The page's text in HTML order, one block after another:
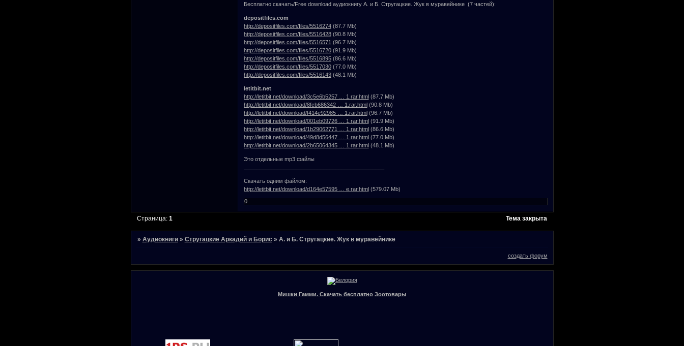
Бесплатно скачать/Free download аудиокнигу А. и Б. Стругацкие. Жук в муравейнике (7 частей):
depositfiles.com
http://depositfiles.com/files/5516274(87.7 Mb)
http://depositfiles.com/files/5516428(90.8 Mb)
http://depositfiles.com/files/5516571 (96.7 Mb)
http://depositfiles.com/files/5516720(91.9 Mb)
http://depositfiles.com/files/5516895(86.6 Mb)
http://depositfiles.com/files/5517030(77.0 Mb)
http://depositfiles.com/files/5516143(48.1 Mb)
letitbit.net
http://letitbit.net/download/3c5e6b5257 … 1.rar.html(87.7 Mb)
http://letitbit.net/download/8fcb686342 … 1.rar.html(90.8 Mb)
http://letitbit.net/download/f414e92985 … 1.rar.html(96.7 Mb)
http://letitbit.net/download/001eb09726 … 1.rar.html(91.9 Mb)
http://letitbit.net/download/1b29062771 … 1.rar.html(86.6 Mb)
http://letitbit.net/download/49d8d56447 … 1.rar.html(77.0 Mb)
http://letitbit.net/download/2b65064345 … 1.rar.html(48.1 Mb)
Это отдельные mp3 файлы
Скачать одним файлом:
http://letitbit.net/download/d164e57595 … e.rar.html(579.07 Mb)
0
Тема закрыта
Страница: 1
» Аудиокниги » Стругацкие Аркадий и Борис » А. и Б. Стругацкие. Жук в муравейнике
создать форум
Мишки Гамми. Скачать бесплатно Зоотовары